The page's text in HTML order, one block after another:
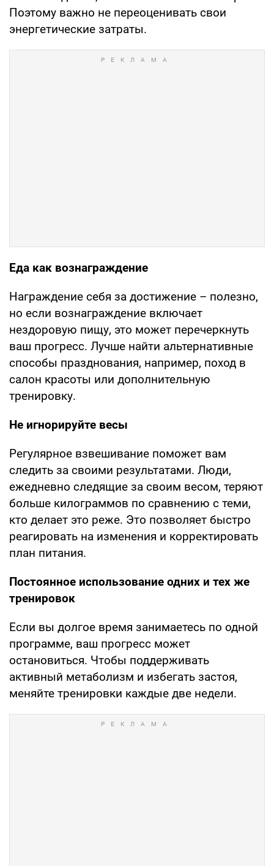
Поэтому важно не переоценивать свои
энергетические затраты.
Еда как вознаграждение
Награждение себя за достижение – полезно,
но если вознаграждение включает
нездоровую пищу, это может перечеркнуть
ваш прогресс. Лучше найти альтернативные
способы празднования, например, поход в
салон красоты или дополнительную
тренировку.
Не игнорируйте весы
Регулярное взвешивание поможет вам
следить за своими результатами. Люди,
ежедневно следящие за своим весом, теряют
больше килограммов по сравнению с теми,
кто делает это реже. Это позволяет быстро
реагировать на изменения и корректировать
план питания.
Постоянное использование одних и тех же
тренировок
Если вы долгое время занимаетесь по одной
программе, ваш прогресс может
остановиться. Чтобы поддерживать
активный метаболизм и избегать застоя,
меняйте тренировки каждые две недели.